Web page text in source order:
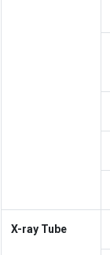
X-ray Tube